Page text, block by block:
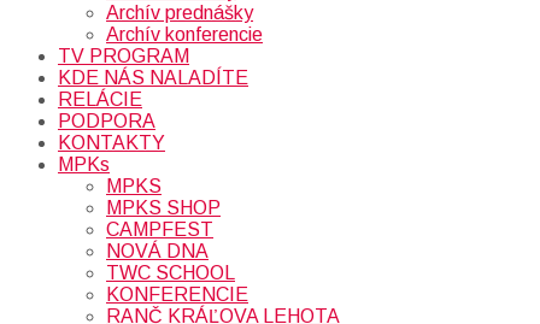
Archív prednášky
Archív konferencie
TV PROGRAM
KDE NÁS NALADÍTE
RELÁCIE
PODPORA
KONTAKTY
MPKs
MPKS
MPKS SHOP
CAMPFEST
NOVÁ DNA
TWC SCHOOL
KONFERENCIE
RANČ KRÁĽOVA LEHOTA